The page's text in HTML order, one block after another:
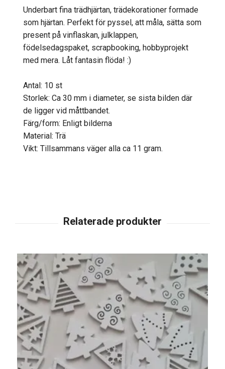
Underbart fina trädhjärtan, trädekorationer formade
som hjärtan. Perfekt för pyssel, att måla, sätta som
present på vinflaskan, julklappen,
födelsedagspaket, scrapbooking, hobbyprojekt
med mera. Låt fantasin flöda! :)
Antal: 10 st
Storlek: Ca 30 mm i diameter, se sista bilden där
de ligger vid måttbandet.
Färg/form: Enligt bilderna
Material: Trä
Vikt: Tillsammans väger alla ca 11 gram.